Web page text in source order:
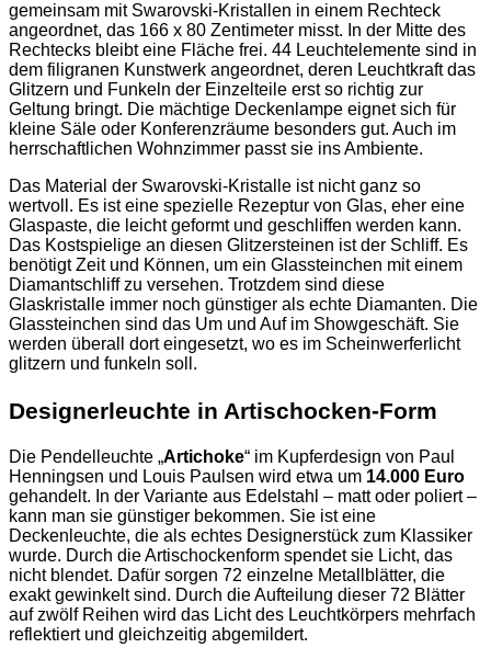
gemeinsam mit Swarovski-Kristallen in einem Rechteck
angeordnet, das 166 x 80 Zentimeter misst. In der Mitte des
Rechtecks bleibt eine Fläche frei. 44 Leuchtelemente sind in
dem filigranen Kunstwerk angeordnet, deren Leuchtkraft das
Glitzern und Funkeln der Einzelteile erst so richtig zur
Geltung bringt. Die mächtige Deckenlampe eignet sich für
kleine Säle oder Konferenzräume besonders gut. Auch im
herrschaftlichen Wohnzimmer passt sie ins Ambiente.
Das Material der Swarovski-Kristalle ist nicht ganz so
wertvoll. Es ist eine spezielle Rezeptur von Glas, eher eine
Glaspaste, die leicht geformt und geschliffen werden kann.
Das Kostspielige an diesen Glitzersteinen ist der Schliff. Es
benötigt Zeit und Können, um ein Glassteinchen mit einem
Diamantschliff zu versehen. Trotzdem sind diese
Glaskristalle immer noch günstiger als echte Diamanten. Die
Glassteinchen sind das Um und Auf im Showgeschäft. Sie
werden überall dort eingesetzt, wo es im Scheinwerferlicht
glitzern und funkeln soll.
Designerleuchte in Artischocken-Form
Die Pendelleuchte „Artichoke“ im Kupferdesign von Paul
Henningsen und Louis Paulsen wird etwa um 14.000 Euro
gehandelt. In der Variante aus Edelstahl – matt oder poliert –
kann man sie günstiger bekommen. Sie ist eine
Deckenleuchte, die als echtes Designerstück zum Klassiker
wurde. Durch die Artischockenform spendet sie Licht, das
nicht blendet. Dafür sorgen 72 einzelne Metallblätter, die
exakt gewinkelt sind. Durch die Aufteilung dieser 72 Blätter
auf zwölf Reihen wird das Licht des Leuchtkörpers mehrfach
reflektiert und gleichzeitig abgemildert.